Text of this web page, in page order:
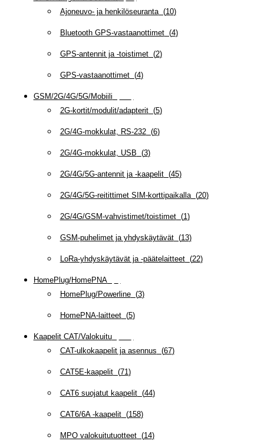
Ajoneuvo- ja henkilöseuranta(10)
Bluetooth GPS-vastaanottimet(4)
GPS-antennit ja -toistimet(2)
GPS-vastaanottimet(4)
GSM/2G/4G/5G/Mobiili
2G-kortit/modulit/adapterit(5)
2G/4G-mokkulat, RS-232(6)
2G/4G-mokkulat, USB (3)
2G/4G/5G-antennit ja -kaapelit(45)
2G/4G/5G-reitittimet SIM-korttipaikalla(20)
2G/4G/GSM-vahvistimet/toistimet(1)
GSM-puhelimet ja yhdyskäytävät(13)
LoRa-yhdyskäytävät ja -päätelaitteet(22)
HomePlug/HomePNA(
HomePlug/Powerline(3)
HomePNA-laitteet(5)
Kaapelit CAT/Valokuitu(
CAT-ulkokaapelit ja asennus (67)
CAT5E-kaapelit(71)
CAT6 suojatut kaapelit(44)
CAT6/6A -kaapelit(158)
MPO valokuitutuotteet(14)